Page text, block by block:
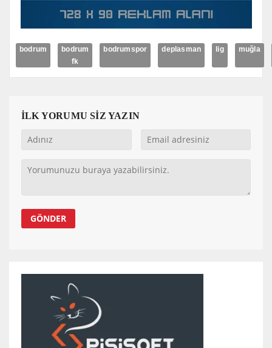
bodrum
bodrum
fk
bodrumspor deplasman lig muğla
İLK YORUMU SİZ YAZIN